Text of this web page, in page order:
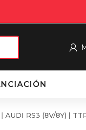
RS3 (8V/8Y) |